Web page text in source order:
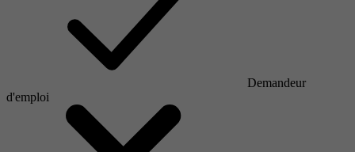
Demandeur
d'emploi